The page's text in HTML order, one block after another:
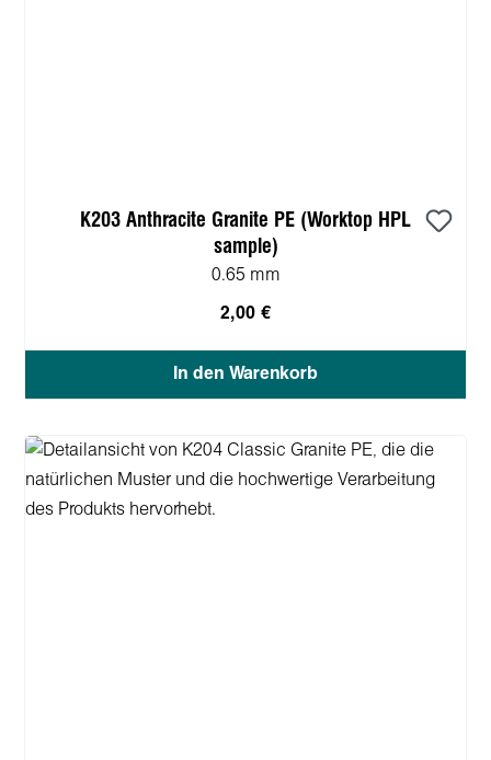
K203 Anthracite Granite PE (Worktop HPL
sample)
0.65 mm
2,00 €
In den Warenkorb